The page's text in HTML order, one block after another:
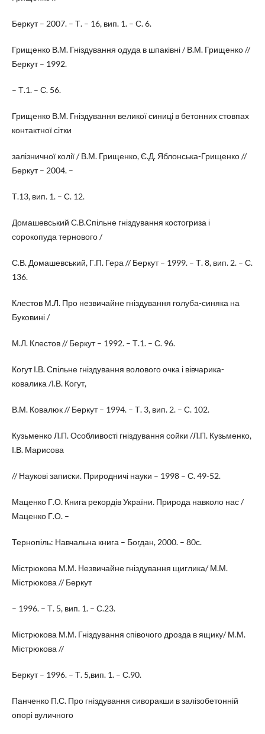
Беркут – 2007. – Т. – 16, вип. 1. – С. 6.
Грищенко В.М. Гніздування одуда в шпаківні / В.М. Грищенко //
Беркут – 1992.
– Т.1. – С. 56.
Грищенко В.М. Гніздування великої синиці в бетонних стовпах
контактної сітки
залізничної колії / В.М. Грищенко, Є.Д. Яблонська-Грищенко //
Беркут – 2004. –
Т.13, вип. 1. – С. 12.
Домашевський С.В.Спільне гніздування костогриза і
сорокопуда тернового /
С.В. Домашевський, Г.П. Гера // Беркут – 1999. – Т. 8, вип. 2. – С.
136.
Клестов М.Л. Про незвичайне гніздування голуба-синяка на
Буковині /
М.Л. Клестов // Беркут – 1992. – Т.1. – С. 96.
Когут І.В. Спільне гніздування волового очка і вівчарика-
ковалика /І.В. Когут,
В.М. Ковалюк // Беркут – 1994. – Т. 3, вип. 2. – С. 102.
Кузьменко Л.П. Особливості гніздування сойки /Л.П. Кузьменко,
І.В. Марисова
// Наукові записки. Природничі науки – 1998 – С. 49-52.
Маценко Г.О. Книга рекордів України. Природа навколо нас /
Маценко Г.О. –
Тернопіль: Навчальна книга – Богдан, 2000. – 80с.
Містрюкова М.М. Незвичайне гніздування щиглика/ М.М.
Містрюкова // Беркут
– 1996. – Т. 5, вип. 1. – С.23.
Містрюкова М.М. Гніздування співочого дрозда в ящику/ М.М.
Містрюкова //
Беркут – 1996. – Т. 5,вип. 1. – С.90.
Панченко П.С. Про гніздування сиворакши в залізобетонній
опорі вуличного